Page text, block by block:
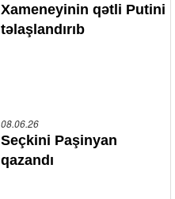
Xameneyinin qətli Putini
təlaşlandırıb
08.06.26
Seçkini Paşinyan
qazandı